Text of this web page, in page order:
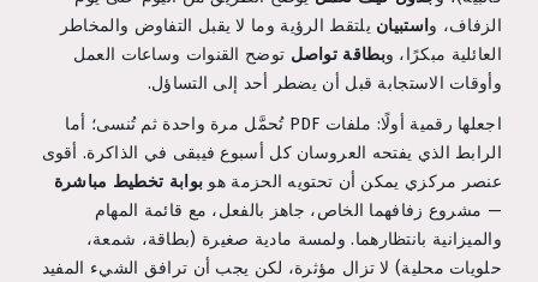
الزفاف، و استبيان يلتقط الرؤية وما لا يقبل التفاوض والمخاطر
العائلية مبكرًا، وبطاقة تواصل توضح القنوات وساعات العمل
وأوقات الاستجابة قبل أن يضطر أحد إلى التساؤل.
اجعلها رقمية أولًا: ملفات PDF تُحمَّل مرة واحدة ثم تُنسى؛ أما
الرابط الذي يفتحه العروسان كل أسبوع فيبقى في الذاكرة. أقوى
عنصر مركزي يمكن أن تحتويه الحزمة هو بوابة تخطيط مباشرة
— مشروع زفافهما الخاص، جاهز بالفعل، مع قائمة المهام
والميزانية بانتظارهما. ولمسة مادية صغيرة (بطاقة، شمعة،
حلويات محلية) لا تزال مؤثرة، لكن يجب أن ترافق الشيء المفيد